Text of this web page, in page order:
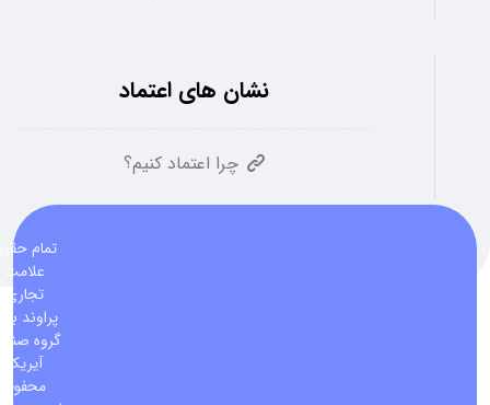
نشان های اعتماد
چرا اعتماد کنیم؟
تمام
علامت
تجاری
پراوند
گروه
آیریک
محفوظ